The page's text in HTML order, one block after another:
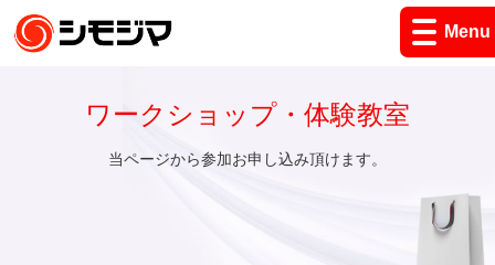
Menu
ワークショップ・体験教室
当ページから参加お申し込み頂けます。